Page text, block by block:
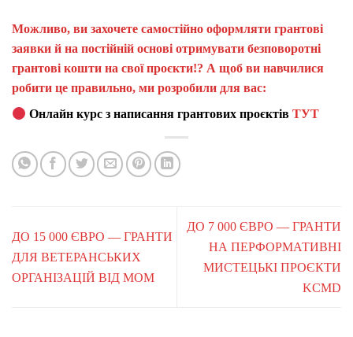
Можливо, ви захочете самостійно оформляти грантові
заявки й на постійній основі отримувати безповоротні
грантові кошти на свої проєкти!? А щоб ви навчилися
робити це правильно, ми розробили для вас:
Онлайн курс з написання грантових проєктівТУТ
ДО 15 000 ЄВРО — ГРАНТИ
ДЛЯ ВЕТЕРАНСЬКИХ
ОРГАНІЗАЦІЙ ВІД МОМ
ДО 7 000 ЄВРО — ГРАНТИ
НА ПЕРФОРМАТИВНІ
МИСТЕЦЬКІ ПРОЄКТИ
KCMD